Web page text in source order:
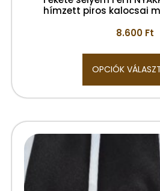
hímzett piros kalocsai
8.600 Ft
OPCIÓK